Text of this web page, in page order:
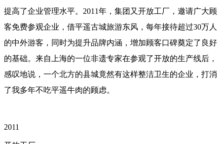
提高了企业管理水平。2011年，集团又开放工厂，邀请广大顾
客免费参观企业，借平遥古城旅游东风，每年接待超过30万人
的中外游客，同时为提升品牌内涵，增加顾客口碑奠定了良好
的基础。来自上海的一位非遗专家在参观了开放的生产线后，
感叹地说，一个北方的县城竟然有这样整洁卫生的企业，打消
了我多年不吃平遥牛肉的顾虑。
2011